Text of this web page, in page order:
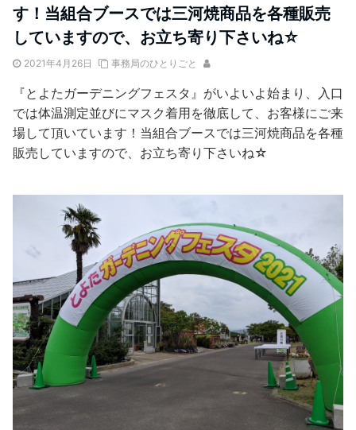
す！当組合ブースでは三河焼商品を各種販売
していますので、お立ち寄り下さいね☆
2021年4月26日 事務局のひとりごと
『とよたガーデニングフェスタ』がいよいよ始まり、入口
では体温測定並びにマスク着用を徹底して、お客様にご来
場して頂いています！当組合ブースでは三河焼商品を各種
販売していますので、お立ち寄り下さいね☆